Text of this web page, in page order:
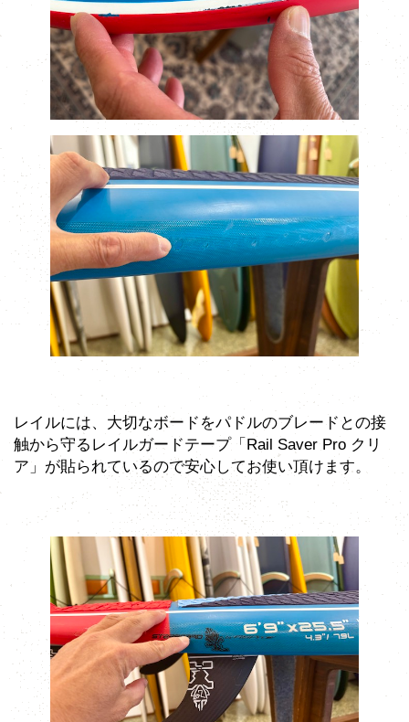
レイルには、大切なボードをパドルのブレードとの接
触から守るレイルガードテープ「Rail Saver Pro クリ
ア」が貼られているので安心してお使い頂けます。